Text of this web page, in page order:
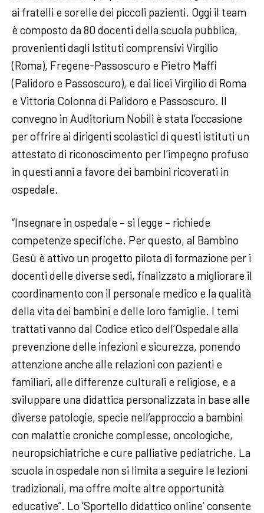
ai fratelli e sorelle dei piccoli pazienti. Oggi il team
è composto da 80 docenti della scuola pubblica,
provenienti dagli Istituti comprensivi Virgilio
(Roma), Fregene-Passoscuro e Pietro Maffi
(Palidoro e Passoscuro), e dai licei Virgilio di Roma
e Vittoria Colonna di Palidoro e Passoscuro. Il
convegno in Auditorium Nobili è stata l’occasione
per offrire ai dirigenti scolastici di questi istituti un
attestato di riconoscimento per l’impegno profuso
in questi anni a favore dei bambini ricoverati in
ospedale.
“Insegnare in ospedale – si legge – richiede
competenze specifiche. Per questo, al Bambino
Gesù è attivo un progetto pilota di formazione per i
docenti delle diverse sedi, finalizzato a migliorare il
coordinamento con il personale medico e la qualità
della vita dei bambini e delle loro famiglie. I temi
trattati vanno dal Codice etico dell’Ospedale alla
prevenzione delle infezioni e sicurezza, ponendo
attenzione anche alle relazioni con pazienti e
familiari, alle differenze culturali e religiose, e a
sviluppare una didattica personalizzata in base alle
diverse patologie, specie nell’approccio a bambini
con malattie croniche complesse, oncologiche,
neuropsichiatriche e cure palliative pediatriche. La
scuola in ospedale non si limita a seguire le lezioni
tradizionali, ma offre molte altre opportunità
educative”. Lo ‘Sportello didattico online’ consente